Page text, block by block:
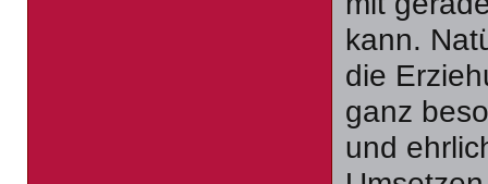
kann.
die
ganz
und